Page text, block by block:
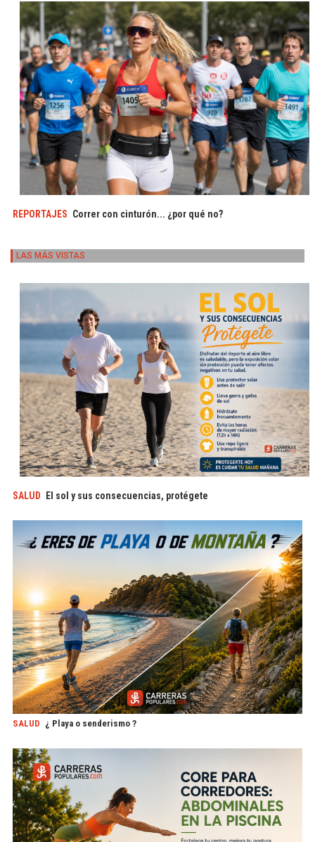
REPORTAJES Correr con cinturón... ¿por qué no?
LAS MÁS VISTAS
SALUD El sol y sus consecuencias, protégete
SALUD ¿ Playa o senderismo ?